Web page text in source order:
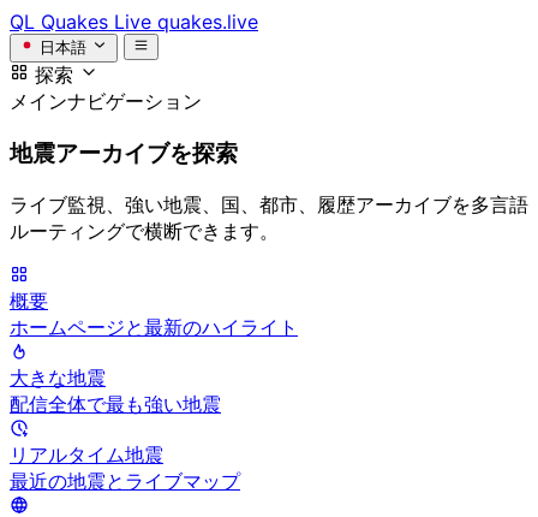
QL Quakes Live quakes.live
日本語
探索
メインナビゲーション
地震アーカイブを探索
ライブ監視、強い地震、国、都市、履歴アーカイブを多言語
ルーティングで横断できます。
概要
ホームページと最新のハイライト
大きな地震
配信全体で最も強い地震
リアルタイム地震
最近の地震とライブマップ